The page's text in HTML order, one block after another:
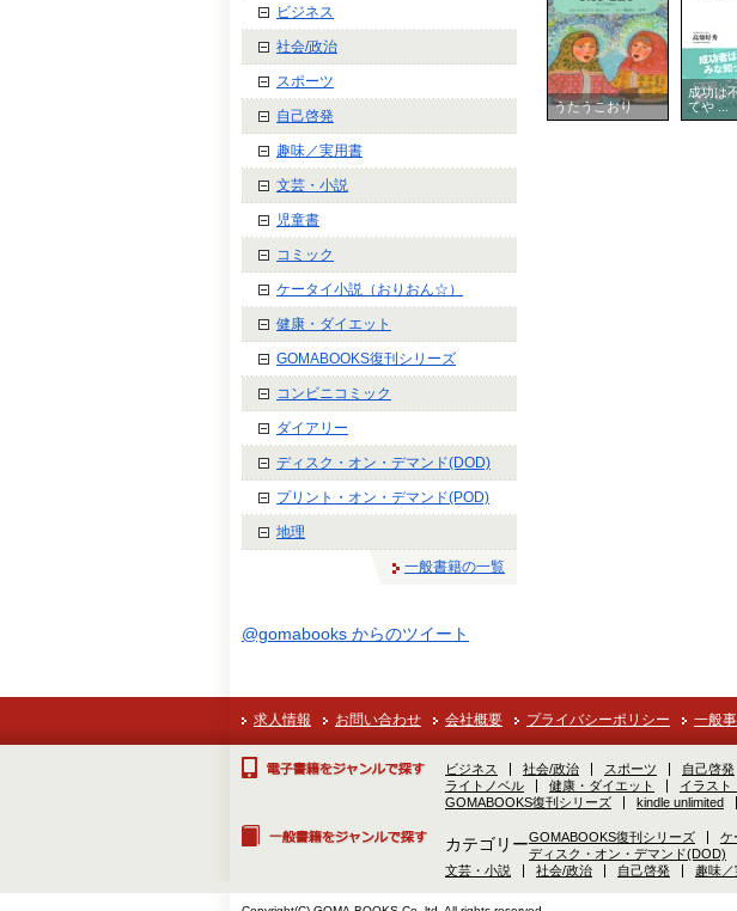
ビジネス
社会/政治
スポーツ
自己啓発
趣味／実用書
文芸・小説
児童書
コミック
ケータイ小説（おりおん☆）
健康・ダイエット
GOMABOOKS復刊シリーズ
コンビニコミック
ダイアリー
ディスク・オン・デマンド(DOD)
プリント・オン・デマンド(POD)
地理
一般書籍の一覧
@gomabooks からのツイート
うたうこおり
成功は
てや ...
求人情報 お問い合わせ 会社概要 プライバシーポリシー 一般
ビジネス 社会/政治 スポーツ 自己啓発
ライトノベル
健康・ダイエット イラスト
GOMABOOKS復刊シリーズ
kindle unlimited
カテゴリーGOMABOOKS復刊シリーズ ケ
ディスク・オン・デマンド(DOD)
文芸・小説
社会/政治 自己啓発 趣味